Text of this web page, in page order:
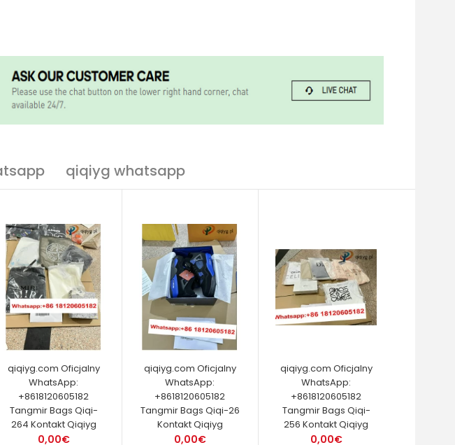
qiqiyg whatsapp
qiqiyg.com Oficjalny
WhatsApp:
+8618120605182
Tangmir Bags Qiqi-
264 Kontakt Qiqiyg
0,00€
qiqiyg.com Oficjalny
WhatsApp:
+8618120605182
Tangmir Bags Qiqi-26
Kontakt Qiqiyg
0,00€
qiqiyg.com Oficjalny
WhatsApp:
+8618120605182
Tangmir Bags Qiqi-
256 Kontakt Qiqiyg
0,00€